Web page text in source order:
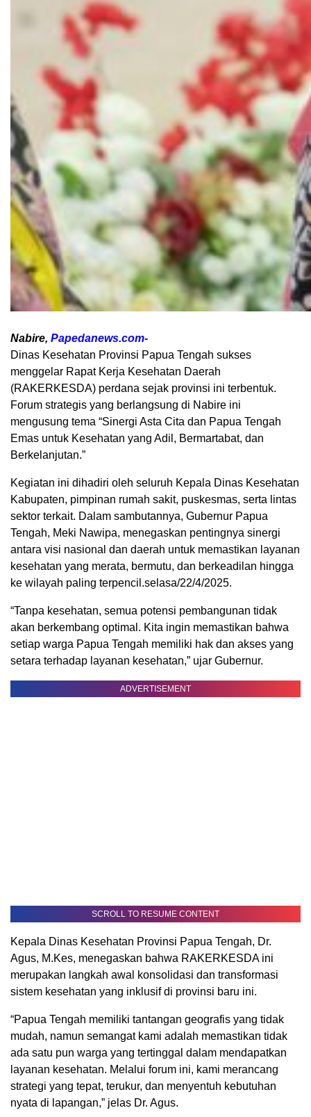
Nabire, Papedanews.com-
Dinas Kesehatan Provinsi Papua Tengah sukses
menggelar Rapat Kerja Kesehatan Daerah
(RAKERKESDA) perdana sejak provinsi ini terbentuk.
Forum strategis yang berlangsung di Nabire ini
mengusung tema “Sinergi Asta Cita dan Papua Tengah
Emas untuk Kesehatan yang Adil, Bermartabat, dan
Berkelanjutan.”
Kegiatan ini dihadiri oleh seluruh Kepala Dinas Kesehatan
Kabupaten, pimpinan rumah sakit, puskesmas, serta lintas
sektor terkait. Dalam sambutannya, Gubernur Papua
Tengah, Meki Nawipa, menegaskan pentingnya sinergi
antara visi nasional dan daerah untuk memastikan layanan
kesehatan yang merata, bermutu, dan berkeadilan hingga
ke wilayah paling terpencil.selasa/22/4/2025.
“Tanpa kesehatan, semua potensi pembangunan tidak
akan berkembang optimal. Kita ingin memastikan bahwa
setiap warga Papua Tengah memiliki hak dan akses yang
setara terhadap layanan kesehatan,” ujar Gubernur.
ADVERTISEMENT
SCROLL TO RESUME CONTENT
Kepala Dinas Kesehatan Provinsi Papua Tengah, Dr.
Agus, M.Kes, menegaskan bahwa RAKERKESDA ini
merupakan langkah awal konsolidasi dan transformasi
sistem kesehatan yang inklusif di provinsi baru ini.
“Papua Tengah memiliki tantangan geografis yang tidak
mudah, namun semangat kami adalah memastikan tidak
ada satu pun warga yang tertinggal dalam mendapatkan
layanan kesehatan. Melalui forum ini, kami merancang
strategi yang tepat, terukur, dan menyentuh kebutuhan
nyata di lapangan,” jelas Dr. Agus.